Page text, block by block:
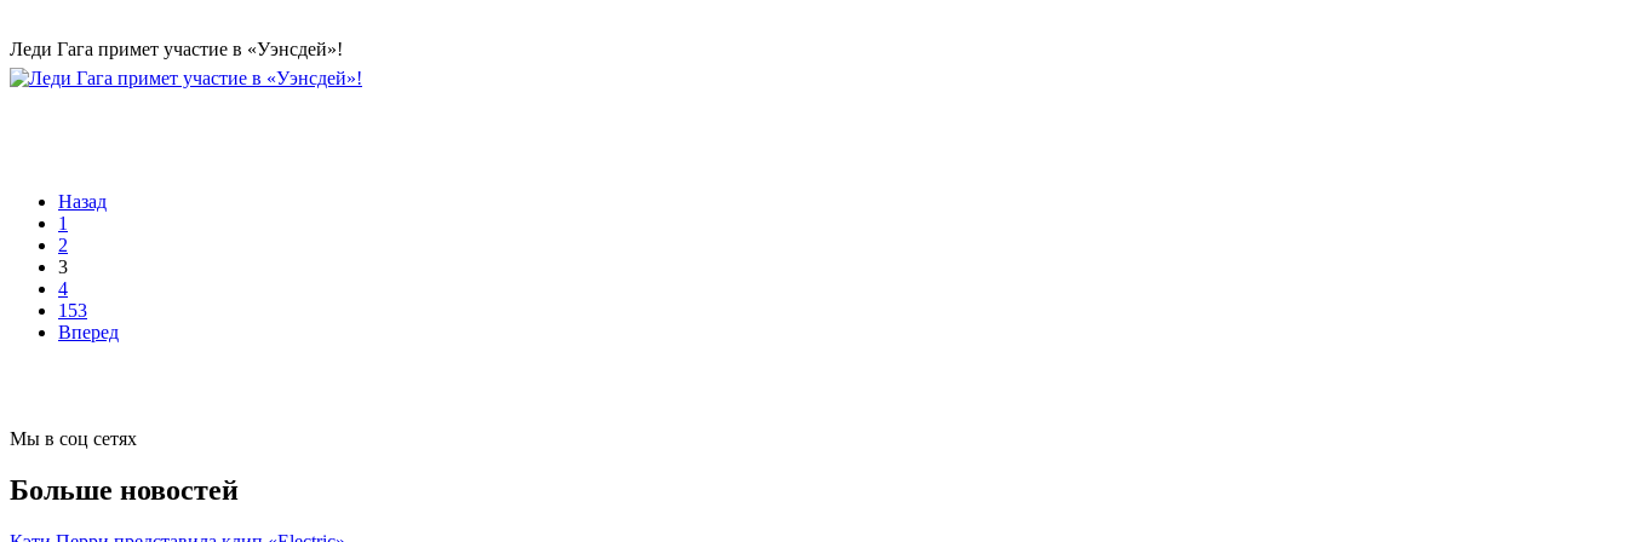
Леди Гага примет участие в «Уэнсдей»!
Назад
1
2
3
4
153
Вперед
Мы в соц сетях
Больше новостей